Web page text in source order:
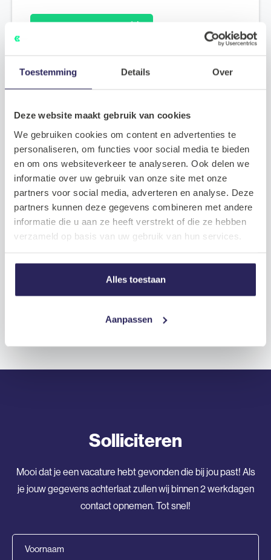
Toestemming Details Over
Deze website maakt gebruik van cookies
We gebruiken cookies om content en advertenties te
personaliseren, om functies voor social media te bieden
en om ons websiteverkeer te analyseren. Ook delen we
informatie over uw gebruik van onze site met onze
partners voor social media, adverteren en analyse. Deze
partners kunnen deze gegevens combineren met andere
informatie die u aan ze heeft verstrekt of die ze hebben
verzameld op basis van uw gebruik van hun services.
Alles toestaan
Aanpassen
Solliciteren
Mooi dat je een vacature hebt gevonden die bij jou past! Als
je jouw gegevens achterlaat zullen wij binnen 2 werkdagen
contact opnemen. Tot snel!